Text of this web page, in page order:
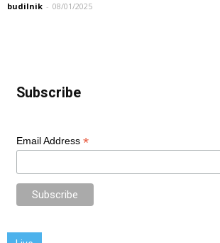
budilnik - 08/01/2025
Subscribe
Email Address *